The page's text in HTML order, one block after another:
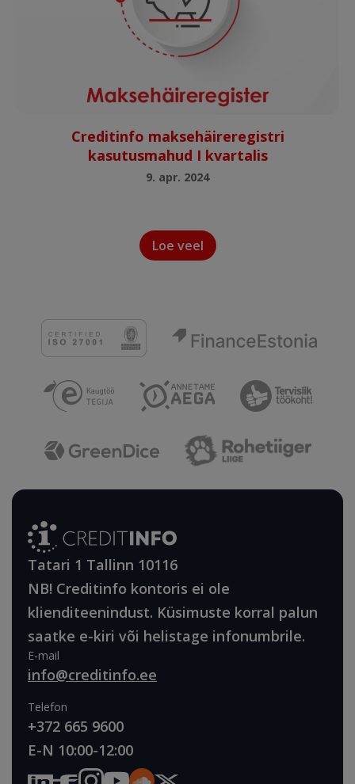
Creditinfo maksehäireregistri
kasutusmahud I kvartalis
9. apr. 2024
Loe veel
Tatari 1 Tallinn 10116
NB! Creditinfo kontoris ei ole
klienditeenindust. Küsimuste korral palun
saatke e-kiri või helistage infonumbrile.
E-mail
info@creditinfo.ee
Telefon
+372 665 9600
E-N 10:00-12:00